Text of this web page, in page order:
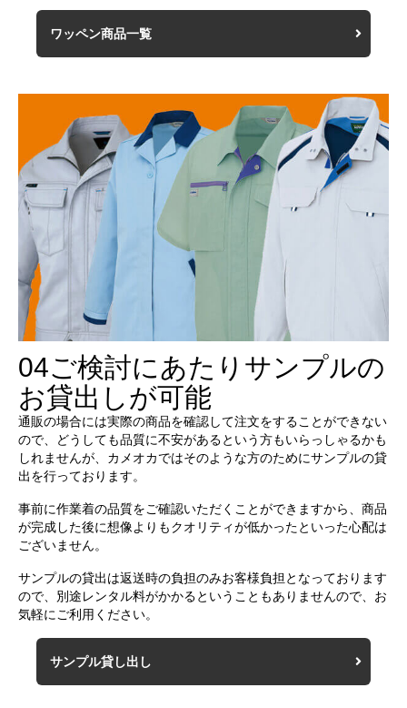
ワッペン商品一覧
04ご検討にあたりサンプルの
お貸出しが可能
通販の場合には実際の商品を確認して注文をすることができない
ので、どうしても品質に不安があるという方もいらっしゃるかも
しれませんが、カメオカではそのような方のためにサンプルの貸
出を行っております。
事前に作業着の品質をご確認いただくことができますから、商品
が完成した後に想像よりもクオリティが低かったといった心配は
ございません。
サンプルの貸出は返送時の負担のみお客様負担となっております
ので、別途レンタル料がかかるということもありませんので、お
気軽にご利用ください。
サンプル貸し出し